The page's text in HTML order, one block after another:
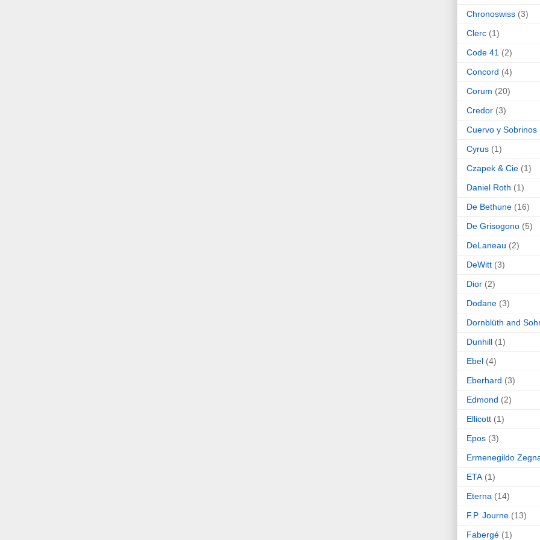
Chronoswiss (3)
Clerc (1)
Code 41 (2)
Concord (4)
Corum (20)
Credor (3)
Cuervo y Sobrinos
Cyrus (1)
Czapek & Cie (1)
Daniel Roth (1)
De Bethune (16)
De Grisogono (5)
DeLaneau (2)
DeWitt (3)
Dior (2)
Dodane (3)
Dornblüth and
Dunhill (1)
Ebel (4)
Eberhard (3)
Edmond (2)
Ellicott (1)
Epos (3)
Ermenegildo
ETA (1)
Eterna (14)
F.P. Journe (13)
Fabergé (1)